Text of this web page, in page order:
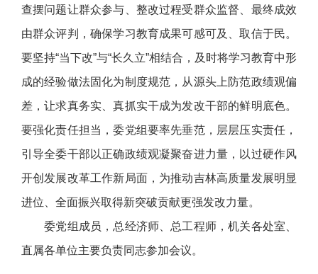
查摆问题让群众参与、整改过程受群众监督、最终成效
由群众评判，确保学习教育成果可感可及、取信于民。
要坚持“当下改”与“长久立”相结合，及时将学习教育中形
成的经验做法固化为制度规范，从源头上防范政绩观偏
差，让求真务实、真抓实干成为发改干部的鲜明底色。
要强化责任担当，委党组要率先垂范，层层压实责任，
引导全委干部以正确政绩观凝聚奋进力量，以过硬作风
开创发展改革工作新局面，为推动吉林高质量发展明显
进位、全面振兴取得新突破贡献更强发改力量。
委党组成员，总经济师、总工程师，机关各处室、
直属各单位主要负责同志参加会议。